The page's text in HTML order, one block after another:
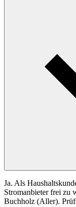
Ja. Als
Stromanbieter frei zu
Buchholz (Aller).